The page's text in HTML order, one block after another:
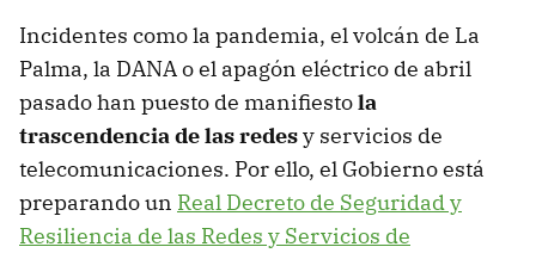
Incidentes como la pandemia, el volcán de La
Palma, la DANA o el apagón eléctrico de abril
pasado han puesto de manifiestola
trascendencia de las redesy servicios de
telecomunicaciones. Por ello, el Gobierno está
preparando un Real Decreto de Seguridad y
Resiliencia de las Redes y Servicios de